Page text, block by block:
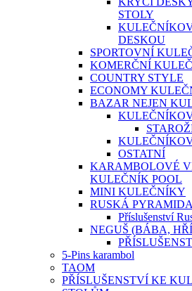
STOLY
DESKOU
SPORTOVNÍ
KOMERČNÍ
COUNTRY STYLE
ECONOMY
BAZAR NEJEN
OSTATNÍ
KARAMBOLOVÉ
KULEČNÍK POOL
MINI KULEČNÍKY
RUSKÁ PYRAMIDA
Příslušenství
NEGUŠ (BÁBA,
5-Pins karambol
TAOM
PŘÍSLUŠENSTVÍ KE